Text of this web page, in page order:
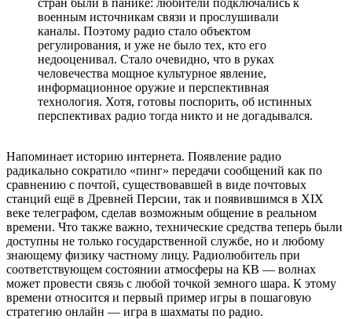
военным источникам связи и прослушивали
каналы. Поэтому радио стало объектом
регулирования, и уже не было тех, кто его
недооценивал. Стало очевидно, что в руках
человечества мощное культурное явление,
информационное оружие и перспективная
технология. Хотя, готовы поспорить, об истинных
перспективах радио тогда никто и не догадывался.
Напоминает историю интернета. Появление радио
радикально сократило «пинг» передачи сообщений как по
сравнению с почтой, существовавшей в виде почтовых
станций ещё в Древней Персии, так и появившимся в XIX
веке телеграфом, сделав возможным общение в реальном
времени. Что также важно, технические средства теперь были
доступны не только государственной службе, но и любому
знающему физику частному лицу. Радиолюбитель при
соответствующем состоянии атмосферы на КВ — волнах
может провести связь с любой точкой земного шара. К этому
времени относится и первый пример игры в пошаговую
стратегию онлайн — игра в шахматы по радио.